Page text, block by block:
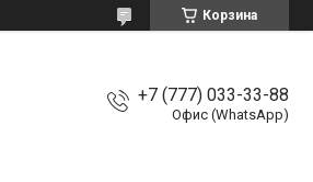
Корзина
+7 (777) 033-33-88
Офис (WhatsApp)